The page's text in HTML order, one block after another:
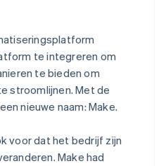
te integreren om
te bieden om
stroomlijnen. Met de
nieuwe naam: Make.
voor dat het bedrijf zijn
Make had